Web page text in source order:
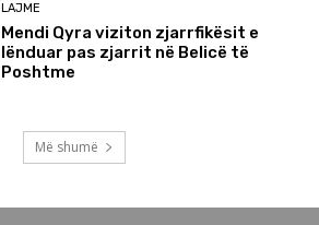
LAJME
Mendi Qyra viziton zjarrfikësit e
lënduar pas zjarrit në Belicë të
Poshtme
Më shumë